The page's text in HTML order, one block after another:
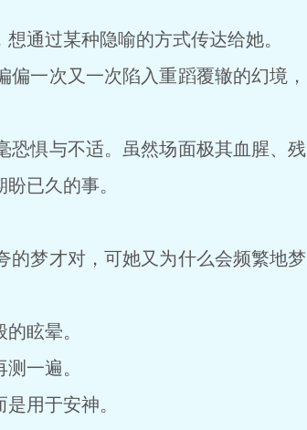
通过某种隐喻的方式传达给她。
一次又一次陷入重蹈覆辙的幻境，
惧与不适。虽然场面极其血腥、残
已久的事。
梦才对，可她又为什么会频繁地梦
眩晕。
一遍。
用于安神。